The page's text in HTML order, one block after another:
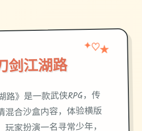
剑江湖路
✦♡★
路》是一款武侠RPG，传
混合沙盒内容，体验横版